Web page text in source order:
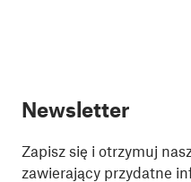
Newsletter
Zapisz się i otrzymuj
zawierający przydatne